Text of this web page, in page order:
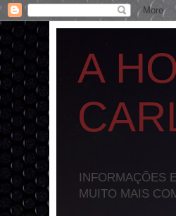
A
INFORMAÇÕES
MUITO MAIS